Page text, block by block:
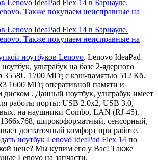
ноутбуков Lenovo. Lenovo IdeaPad
ультрабук на базе 2-ядерного
3558U 1700 МГц с кэш-памятью 512 Кб.
1600 МГц оперативной памяти и
. Данный ноутбук, ультрабук имеет
работы порты: USB 2.0x2, USB 3.0,
на наушники Combo, LAN (RJ-45).
широкоформатный, сенсорный,
достаточный комфорт при работе.
ноутбук Lenovo IdeaPad Flex 14 по
цене? Мы купим его у Вас! Также
Lenovo на запчасти.